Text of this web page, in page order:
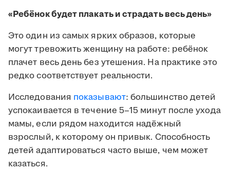
«Ребёнок будет плакать и страдать весь день»
Это один из самых ярких образов, которые
могут тревожить женщину на работе: ребёнок
плачет весь день без утешения. На практике это
редко соответствует реальности.
Исследования показывают: большинство детей
успокаивается в течение 5–15 минут после ухода
мамы, если рядом находится надёжный
взрослый, к которому он привык. Способность
детей адаптироваться часто выше, чем может
казаться.